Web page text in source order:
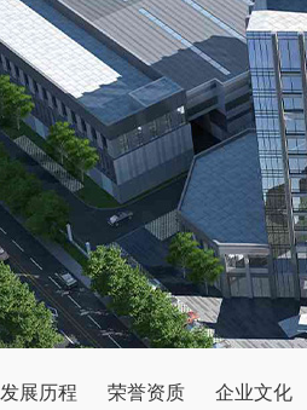
发展历程 荣誉资质 企业文化